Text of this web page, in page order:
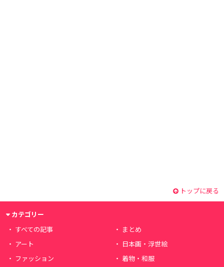
トップに戻る
カテゴリー
すべての記事
まとめ
アート
日本画・浮世絵
ファッション
着物・和服